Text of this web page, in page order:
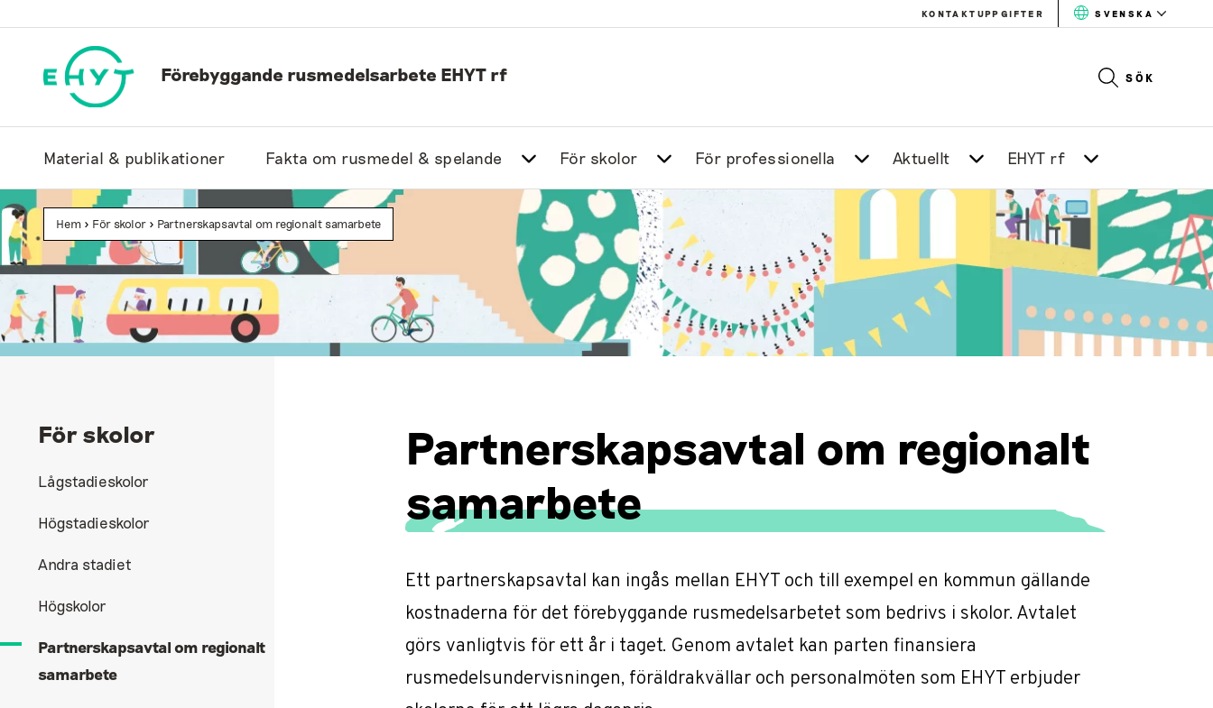
till
KONTAKTUPPGIFTER SVENSKA
Förebyggande rusmedelsarbete EHYT rf SÖK
Material & publikationer Fakta om rusmedel & spelande För skolor För professionella Aktuellt EHYT rf
Hem > För skolor > Partnerskapsavtal om regionalt samarbete
För skolor
Lågstadieskolor
Högstadieskolor
Andra stadiet
Högskolor
Partnerskapsavtal om regionalt
samarbete
Partnerskapsavtal om regionalt
samarbete
Ett partnerskapsavtal kan ingås mellan EHYT och till exempel en kommun gällande
kostnaderna för det förebyggande rusmedelsarbetet som bedrivs i skolor. Avtalet
görs vanligtvis för ett år i taget. Genom avtalet kan parten finansiera
rusmedelsundervisningen, föräldrakvällar och personalmöten som EHYT erbjuder